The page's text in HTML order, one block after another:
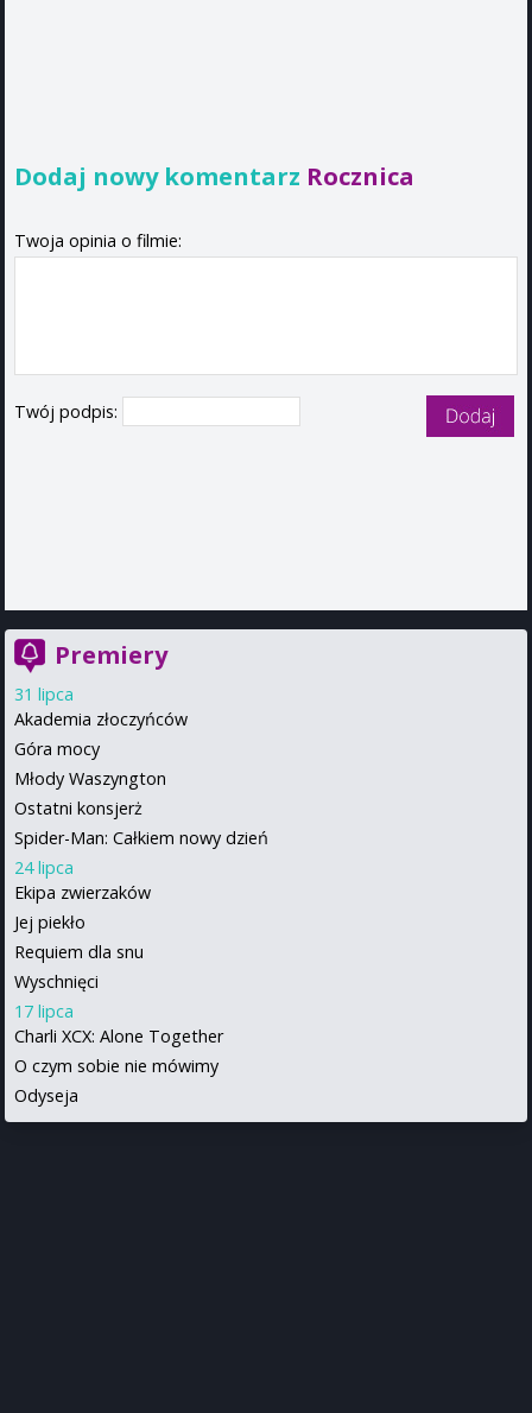
Dodaj nowy komentarz Rocznica
Twoja opinia o filmie:
Twój podpis:
Premiery
31 lipca
Akademia złoczyńców
Góra mocy
Młody Waszyngton
Ostatni konsjerż
Spider-Man: Całkiem nowy dzień
24 lipca
Ekipa zwierzaków
Jej piekło
Requiem dla snu
Wyschnięci
17 lipca
Charli XCX: Alone Together
O czym sobie nie mówimy
Odyseja